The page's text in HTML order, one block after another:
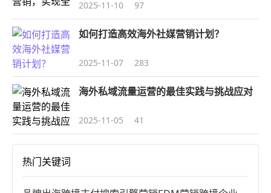
2025-11-10 97
如何打造高效海外社媒营销计划？
2025-11-07 283
海外私域流量运营的最佳实践与挑战应对
2025-11-05 41
热门关键词